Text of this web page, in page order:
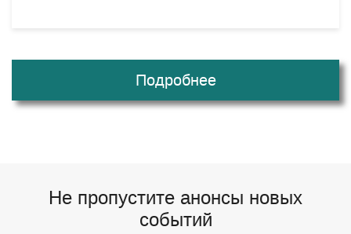
Подробнее
Не пропустите анонсы новых
событий